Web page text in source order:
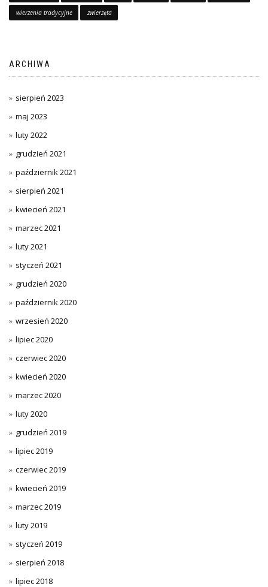
wierzenia tradycyjne zwierzęta
ARCHIWA
sierpień 2023
maj 2023
luty 2022
grudzień 2021
październik 2021
sierpień 2021
kwiecień 2021
marzec 2021
luty 2021
styczeń 2021
grudzień 2020
październik 2020
wrzesień 2020
lipiec 2020
czerwiec 2020
kwiecień 2020
marzec 2020
luty 2020
grudzień 2019
lipiec 2019
czerwiec 2019
kwiecień 2019
marzec 2019
luty 2019
styczeń 2019
sierpień 2018
lipiec 2018